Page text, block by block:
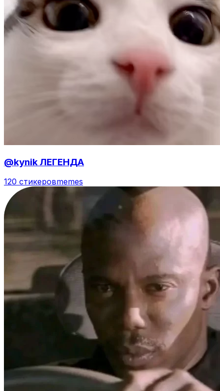
@kynik ЛЕГЕНДА
120 стикеровmemes